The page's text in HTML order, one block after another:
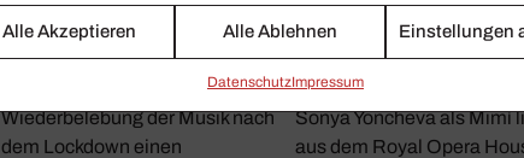
Alle Akzeptieren Alle Ablehnen Einstellungen
Daten­schutzImpressum
Farben­reich
Sonya Yoncheva spannt zur
Wiederbelebung der Musik nach
dem Lockdown einen
O, du süßestes
Puccinis „La Bohème“ mit
Sonya Yoncheva als Mimì
aus dem Royal Opera